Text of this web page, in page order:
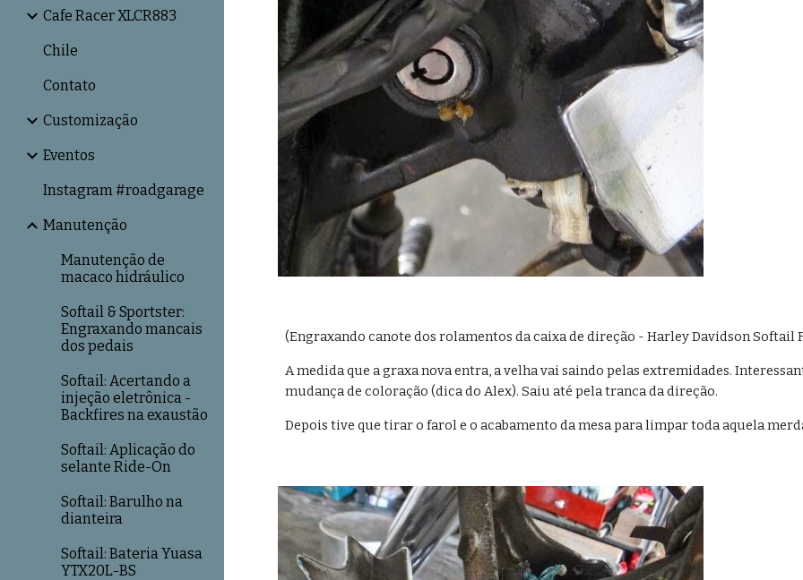
Cafe Racer XLCR883
Chile
Contato
Customização
Eventos
Instagram #roadgarage
Manutenção
Manutenção de
macaco hidráulico
Softail & Sportster:
Engraxando mancais
dos pedais
Softail: Acertando a
injeção eletrônica -
Backfires na exaustão
Softail: Aplicação do
selante Ride-On
Softail: Barulho na
dianteira
Softail: Bateria Yuasa
YTX20L-BS
(Engraxando canote dos rolamentos da caixa de direção - Harley Davidson Softail
A medida que a graxa nova entra, a velha vai saindo pelas extremidades.
mudança de coloração (dica do Alex). Saiu até pela tranca da direção.
Depois tive que tirar o farol e o acabamento da mesa para limpar toda aquela